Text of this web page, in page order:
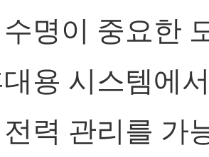
명이 중요한
용 시스템에
력 관리를 가